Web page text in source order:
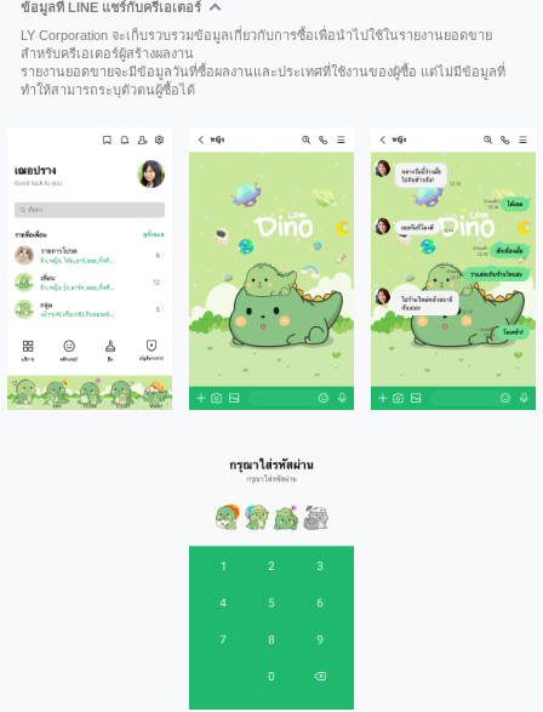
ข้อมูลที่ LINE แชร์กับครีเอเตอร์
LY Corporation จะเก็บรวบรวมข้อมูลเกี่ยวกับการซื้อเพื่อนำไปใช้ในรายงานยอดขาย
สำหรับครีเอเตอร์ผู้สร้างผลงาน
รายงานยอดขายจะมีข้อมูลวันที่ซื้อผลงานและประเทศที่ใช้งานของผู้ซื้อ แต่ไม่มีข้อมูลที่
ทำให้สามารถระบุตัวตนผู้ซื้อได้